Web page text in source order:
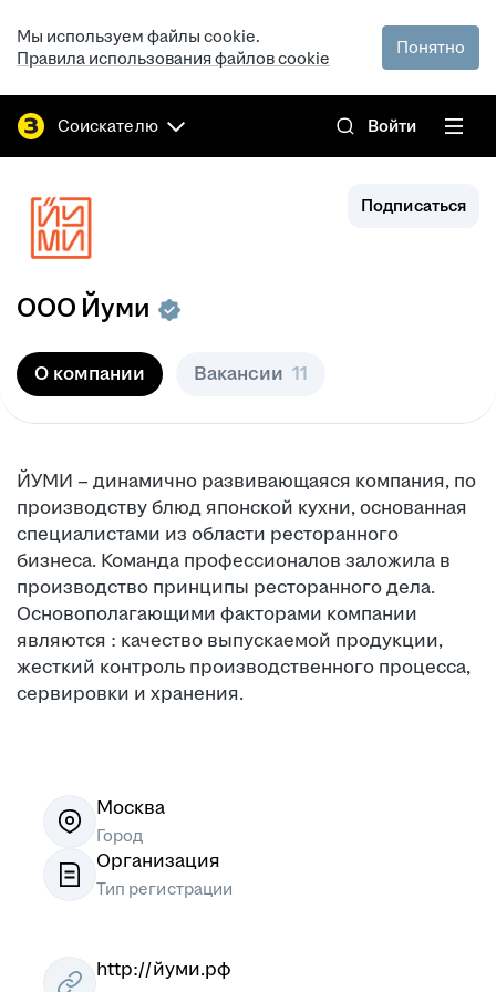
Мы используем файлы cookie.
Правила использования файлов cookie
Понятно
Соискателю Войти
Подписаться
ООО Йуми
О компании Вакансии 11
ЙУМИ – динамично развивающаяся компания, по
производству блюд японской кухни, основанная
специалистами из области ресторанного
бизнеса. Команда профессионалов заложила в
производство принципы ресторанного дела.
Основополагающими факторами компании
являются : качество выпускаемой продукции,
жесткий контроль производственного процесса,
сервировки и хранения.
Москва
Город
Организация
Тип регистрации
http://йуми.рф